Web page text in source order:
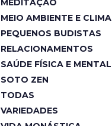
MEDITAÇÃO
MEIO AMBIENTE E CLIMA
PEQUENOS BUDISTAS
RELACIONAMENTOS
SAÚDE FÍSICA E MENTAL
SOTO ZEN
TODAS
VARIEDADES